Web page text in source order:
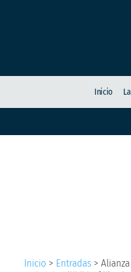
Inicio
Inicio > Entradas >